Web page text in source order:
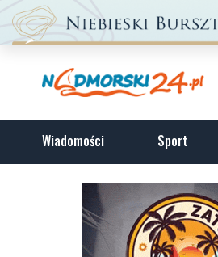
Wiadomości Sport